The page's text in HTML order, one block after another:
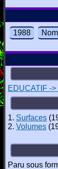
1988
EDUCATIF -
1. Surfaces
2. Volumes
Paru sous